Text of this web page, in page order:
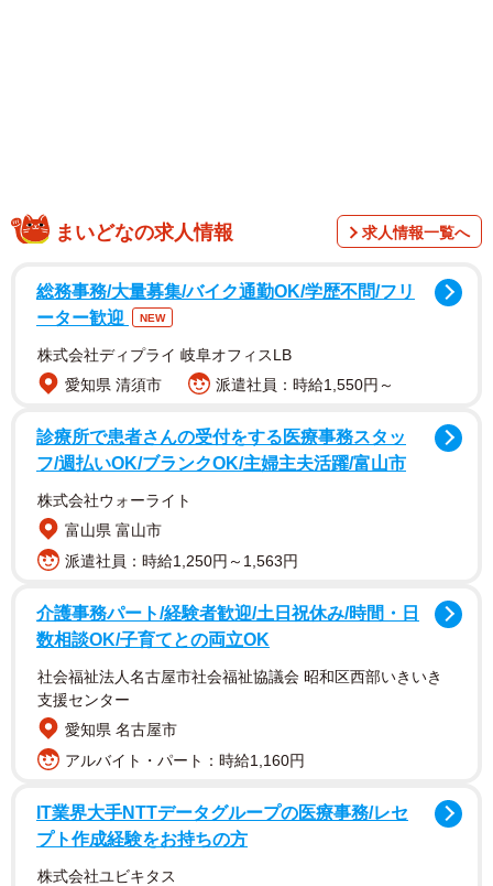
「有名人になっちゃったね」
「AI生成かと思ったらガチで側転」
「オフでもビジュがよすぎるむいさんって」
など、驚きの声が寄せられていました。
まいどなの求人情報 求人情報一覧へ
総務事務/大量募集/バイク通勤OK/学歴不問/フリ
ーター歓迎
NEW
株式会社ディプライ 岐阜オフィスLB
愛知県 清須市
派遣社員：時給1,550円～
診療所で患者さんの受付をする医療事務スタッ
フ/週払いOK/ブランクOK/主婦主夫活躍/富山市
株式会社ウォーライト
富山県 富山市
派遣社員：時給1,250円～1,563円
介護事務パート/経験者歓迎/土日祝休み/時間・日
数相談OK/子育てとの両立OK
社会福祉法人名古屋市社会福祉協議会 昭和区西部いきいき
支援センター
愛知県 名古屋市
アルバイト・パート：時給1,160円
IT業界大手NTTデータグループの医療事務/レセ
プト作成経験をお持ちの方
株式会社ユビキタス